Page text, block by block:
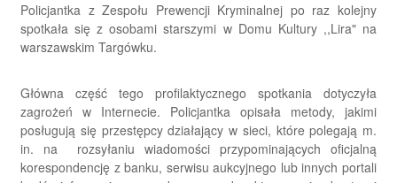
Policjantka z Zespołu Prewencji Kryminalnej po raz kolejny
spotkała się z osobami starszymi w Domu Kultury ,,Lira" na
warszawskim Targówku.
Główna część tego profilaktycznego spotkania dotyczyła
zagrożeń w Internecie. Policjantka opisała metody, jakimi
posługują się przestępcy działający w sieci, które polegają m.
in. na rozsyłaniu wiadomości przypominających oficjalną
korespondencję z banku, serwisu aukcyjnego lub innych portali